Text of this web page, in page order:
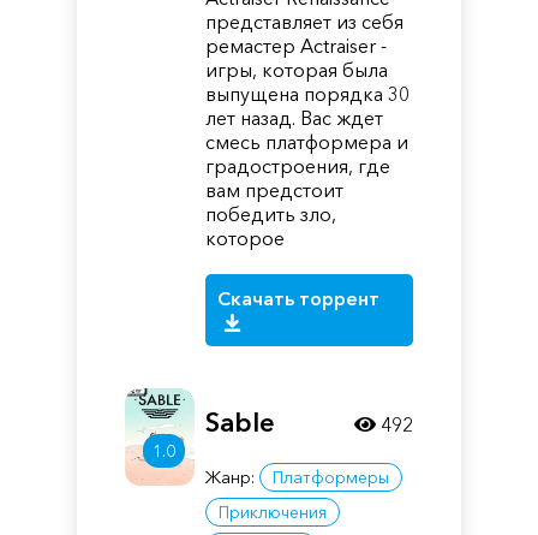
представляет из себя
ремастер Actraiser -
игры, которая была
выпущена порядка 30
лет назад. Вас ждет
смесь платформера и
градостроения, где
вам предстоит
победить зло,
которое
Скачать торрент
1.0
Sable
Жанр:
Платформеры
Приключения
492